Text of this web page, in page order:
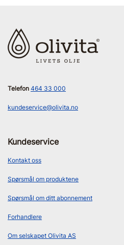
Telefon 464 33 000
kundeservice@olivita.no
Kundeservice
Kontakt oss
Spørsmål om produktene
Spørsmål om ditt abonnement
Forhandlere
Om selskapet Olivita AS